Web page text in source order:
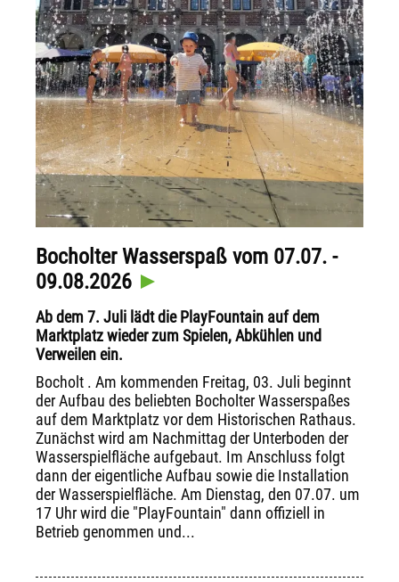
Bocholter Wasserspaß vom 07.07. -
09.08.2026
Ab dem 7. Juli lädt die PlayFountain auf dem
Marktplatz wieder zum Spielen, Abkühlen und
Verweilen ein.
Bocholt . Am kommenden Freitag, 03. Juli beginnt
der Aufbau des beliebten Bocholter Wasserspaßes
auf dem Marktplatz vor dem Historischen Rathaus.
Zunächst wird am Nachmittag der Unterboden der
Wasserspielfläche aufgebaut. Im Anschluss folgt
dann der eigentliche Aufbau sowie die Installation
der Wasserspielfläche. Am Dienstag, den 07.07. um
17 Uhr wird die "PlayFountain" dann offiziell in
Betrieb genommen und...